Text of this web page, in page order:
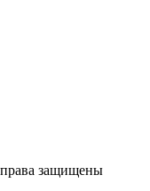
защищены